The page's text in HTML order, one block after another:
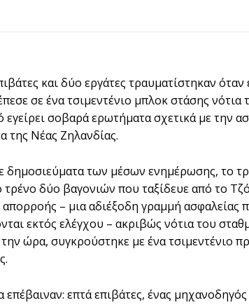
και δύο εργάτες τραυματίστηκαν
σε ένα τσιμεντένιο μπλοκ στάσης
εγείρει σοβαρά ερωτήματα σχετικά με την
της Νέας Ζηλανδίας.
των μέσων ενημέρωσης, το
τρένο δύο βαγονιών που ταξίδευε από το
– μια αδιέξοδη γραμμή ασφαλείας
εκτός ελέγχου – ακριβώς νότια του
ώρα, συγκρούστηκε με ένα τσιμεντένιο
επέβαιναν: επτά επιβάτες, ένας